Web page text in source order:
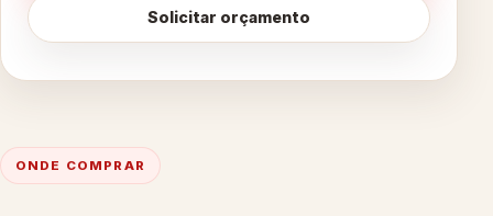
Solicitar orçamento
ONDE COMPRAR